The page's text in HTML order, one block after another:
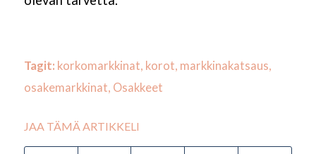
Tagit: korkomarkkinat, korot, markkinakatsaus,
osakemarkkinat, Osakkeet
JAA TÄMÄ ARTIKKELI